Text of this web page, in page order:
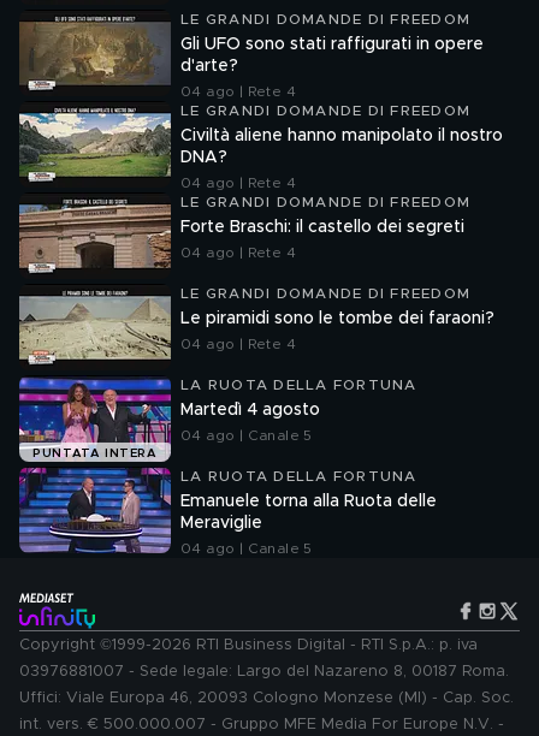
LE GRANDI DOMANDE DI FREEDOM
Gli UFO sono stati raffigurati in opere
d'arte?
04 ago | Rete 4
LE GRANDI DOMANDE DI FREEDOM
Civiltà aliene hanno manipolato il nostro
DNA?
04 ago | Rete 4
LE GRANDI DOMANDE DI FREEDOM
Forte Braschi: il castello dei segreti
04 ago | Rete 4
LE GRANDI DOMANDE DI FREEDOM
Le piramidi sono le tombe dei faraoni?
04 ago | Rete 4
PUNTATA INTERA
LA RUOTA DELLA FORTUNA
Martedì 4 agosto
04 ago | Canale 5
LA RUOTA DELLA FORTUNA
Emanuele torna alla Ruota delle
Meraviglie
04 ago | Canale 5
Copyright ©1999-2026 RTI Business Digital - RTI S.p.A.: p. iva
03976881007 - Sede legale: Largo del Nazareno 8, 00187 Roma.
Uffici: Viale Europa 46, 20093 Cologno Monzese (MI) - Cap. Soc.
int. vers. € 500.000.007 - Gruppo MFE Media For Europe N.V. -